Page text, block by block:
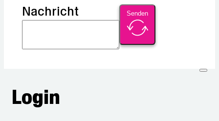
Nachricht Senden
Login